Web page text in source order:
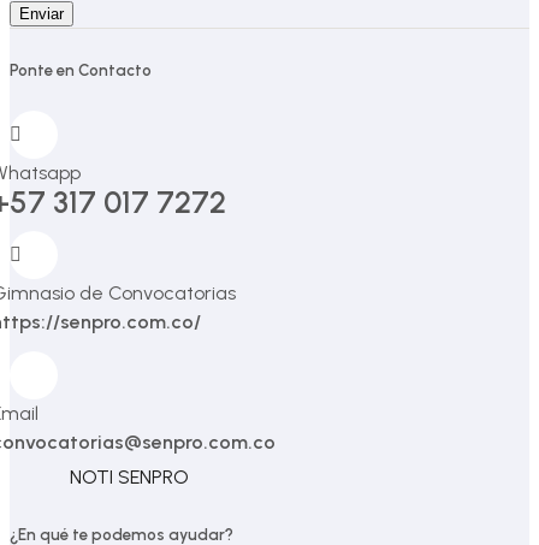
Enviar
Ponte en Contacto
317 017 7272
de Convocatorias
senpro.com.co/
NOTI SENPRO
¿En qué te podemos ayudar?